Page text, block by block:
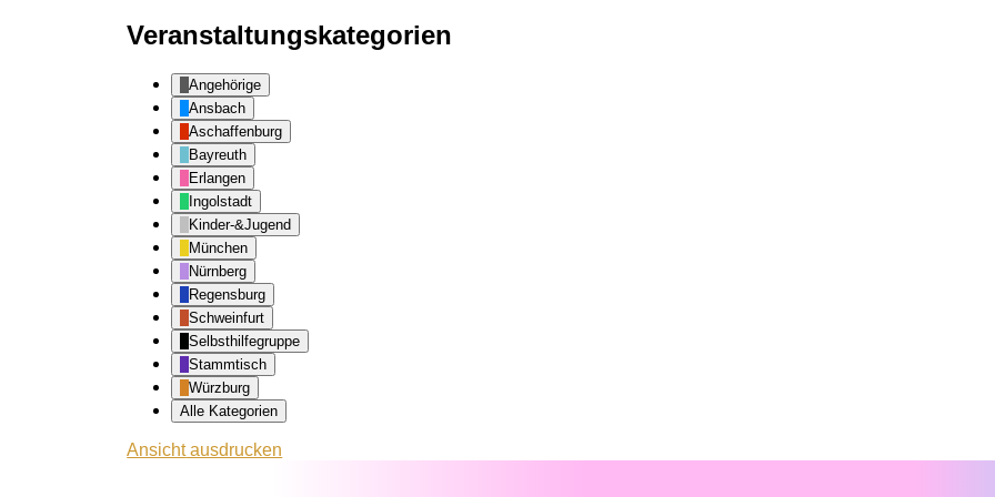
Veranstaltungskategorien
Angehörige
Ansbach
Aschaffenburg
Bayreuth
Erlangen
Ingolstadt
Kinder-&Jugend
München
Nürnberg
Regensburg
Schweinfurt
Selbsthilfegruppe
Stammtisch
Würzburg
Alle Kategorien
Ansichtausdrucken